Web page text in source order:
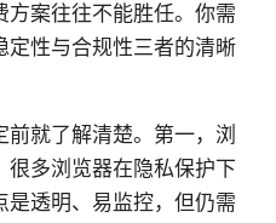
案往往不能胜任。你需
定性与合规性三者的清晰
就了解清楚。第一，浏
很多浏览器在隐私保护下
透明、易监控，但仍需